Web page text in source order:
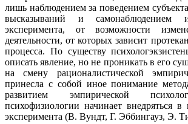
лишь наблюдением за поведением
высказываний и самонаблюдением
эксперимента, от возможности
деятельности, от которых зависит
процесса. По существу
описать явление, но не проникать в его
на смену рационалистической
принесла с собой иное понимание
развитием эмпирической
психофизиологии начинает внедряться
эксперимента (В. Вундт, Г. Эббингауз, Э.